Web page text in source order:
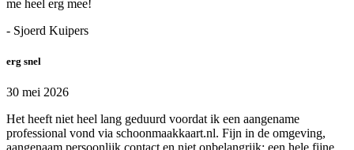
me heel erg mee!
- Sjoerd Kuipers
erg snel
30 mei 2026
Het heeft niet heel lang geduurd voordat ik een aangename
professional vond via schoonmaakkaart.nl. Fijn in de omgeving,